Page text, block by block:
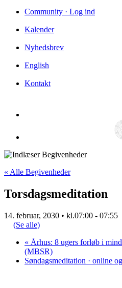
Community · Log ind
Kalender
Nyhedsbrev
English
Kontakt
« Alle Begivenheder
Torsdagsmeditation
14. februar, 2030 • kl.07:00 - 07:55
(Se alle)
« Århus: 8 ugers forløb i
(MBSR)
Søndagsmeditation · online